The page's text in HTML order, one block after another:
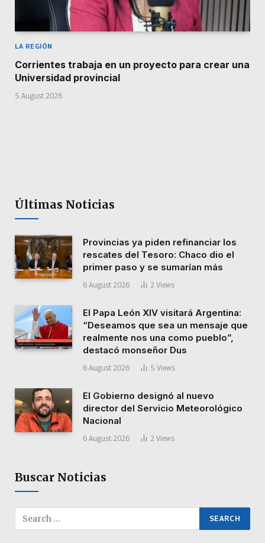
LA REGIÓN
Corrientes trabaja en un proyecto para crear una
Universidad provincial
5 August 2026
Últimas Noticias
Provincias ya piden refinanciar los
rescates del Tesoro: Chaco dio el
primer paso y se sumarían más
6 August 2026 2 Views
El Papa León XIV visitará Argentina:
“Deseamos que sea un mensaje que
realmente nos una como pueblo”,
destacó monseñor Dus
6 August 2026 5 Views
El Gobierno designó al nuevo
director del Servicio Meteorológico
Nacional
6 August 2026 2 Views
Buscar Noticias